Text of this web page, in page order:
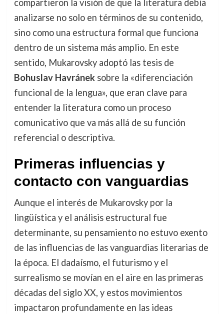
compartieron la visión de que la literatura debía
analizarse no solo en términos de su contenido,
sino como una estructura formal que funciona
dentro de un sistema más amplio. En este
sentido, Mukarovsky adoptó las tesis de
Bohuslav Havráneksobre la «diferenciación
funcional de la lengua», que eran clave para
entender la literatura como un proceso
comunicativo que va más allá de su función
referencial o descriptiva.
Primeras influencias y
contacto con vanguardias
Aunque el interés de Mukarovsky por la
lingüística y el análisis estructural fue
determinante, su pensamiento no estuvo exento
de las influencias de las vanguardias literarias de
la época. El dadaísmo, el futurismo y el
surrealismo se movían en el aire en las primeras
décadas del siglo XX, y estos movimientos
impactaron profundamente en las ideas